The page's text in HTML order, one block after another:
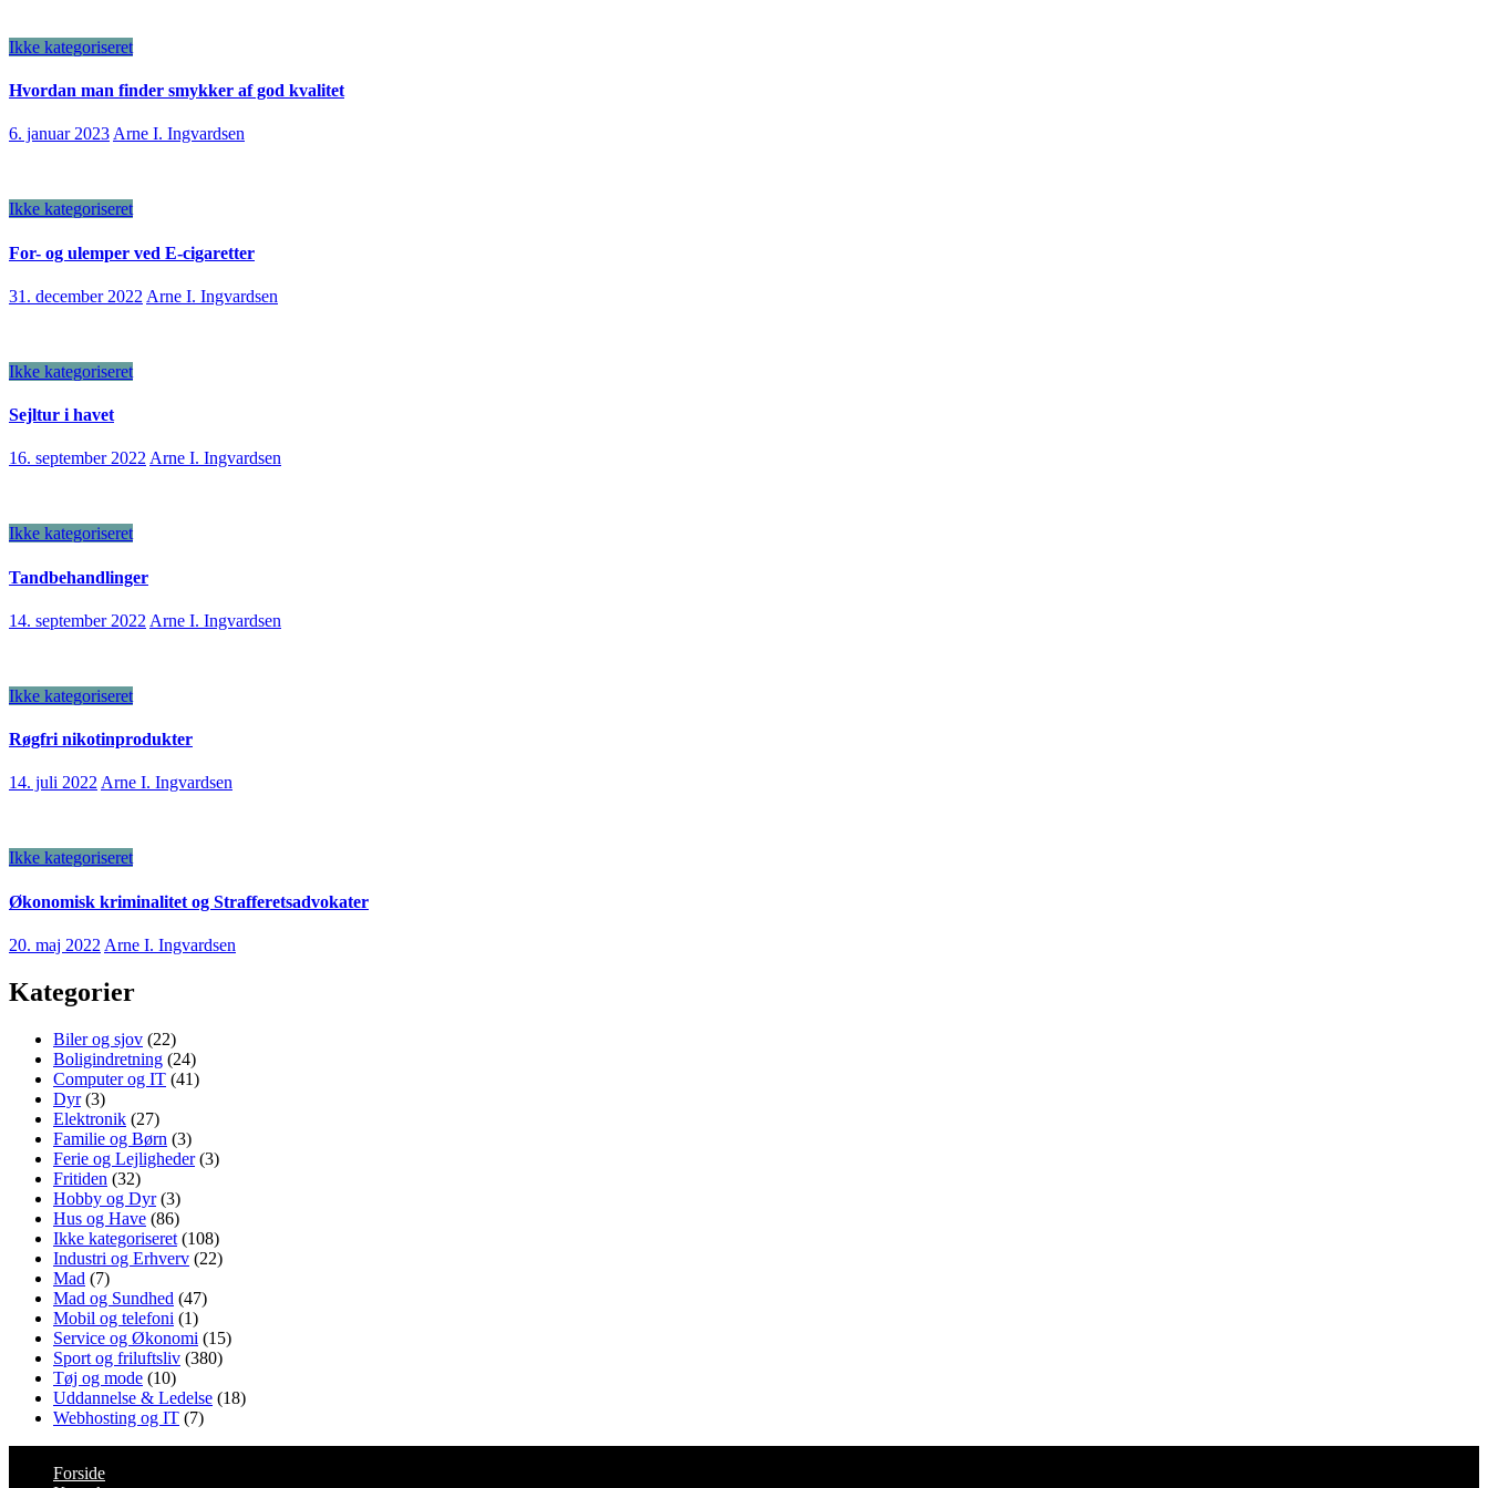
Ikke kategoriseret
Hvordan man finder smykker af god kvalitet
6. januar 2023 Arne I. Ingvardsen
Ikke kategoriseret
For- og ulemper ved E-cigaretter
31. december 2022 Arne I. Ingvardsen
Ikke kategoriseret
Sejltur i havet
16. september 2022Arne I. Ingvardsen
Ikke kategoriseret
Tandbehandlinger
14. september 2022 Arne I. Ingvardsen
Ikke kategoriseret
Røgfri nikotinprodukter
14. juli 2022Arne I. Ingvardsen
Ikke kategoriseret
Økonomisk kriminalitet og Strafferetsadvokater
20. maj 2022 Arne I. Ingvardsen
Kategorier
Biler og sjov (22)
Boligindretning (24)
Computer og IT (41)
Dyr(3)
Elektronik (27)
Familie og Børn (3)
Ferie og Lejligheder(3)
Fritiden (32)
Hobby og Dyr(3)
Hus og Have (86)
Ikke kategoriseret (108)
Industri og Erhverv (22)
Mad (7)
Mad og Sundhed (47)
Mobil og telefoni (1)
Service og Økonomi (15)
Sport og friluftsliv (380)
Tøj og mode (10)
Uddannelse & Ledelse (18)
Webhosting og IT (7)
Forside